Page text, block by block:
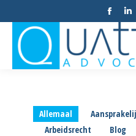
in
Allemaal
Arbeidsrecht
Blog